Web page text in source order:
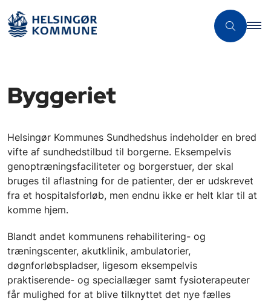
Byggeriet
Helsingør Kommunes Sundhedshus indeholder en bred
vifte af sundhedstilbud til borgerne. Eksempelvis
genoptræningsfaciliteter og borgerstuer, der skal
bruges til aflastning for de patienter, der er udskrevet
fra et hospitalsforløb, men endnu ikke er helt klar til at
komme hjem.
Blandt andet kommunens rehabilitering- og
træningscenter, akutklinik, ambulatorier,
døgnforløbspladser, ligesom eksempelvis
praktiserende- og speciallæger samt fysioterapeuter
får mulighed for at blive tilknyttet det nye fælles